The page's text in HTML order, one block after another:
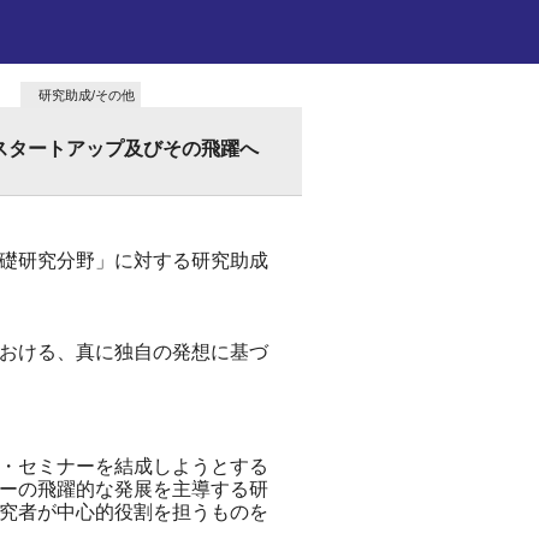
研究助成/その他
ートアップ及びその飛躍へ
研究分野」に対する研究助成
ける、真に独自の発想に基づ
セミナーを結成しようとする
の飛躍的な発展を主導する研
者が中心的役割を担うものを